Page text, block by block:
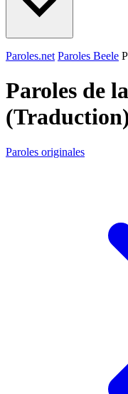
Paroles.net Paroles Beele
Paroles de
Paroles originales